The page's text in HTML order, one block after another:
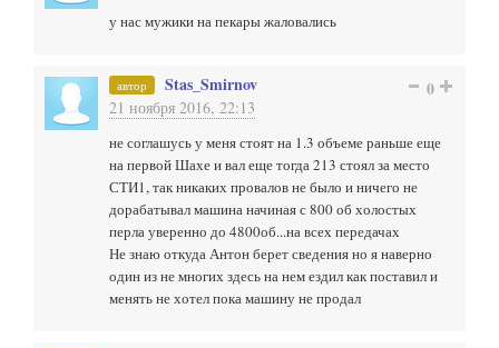
у нас мужики на пекары жаловались
автор Stas_Smirnov
21 ноября 2016, 22:13
0
не соглашусь у меня стоят на 1.3 объеме раньше еще
на первой Шахе и вал еще тогда 213 стоял за место
СТИ1, так никаких провалов не было и ничего не
дорабатывал машина начиная с 800 об холостых
перла уверенно до 4800об...на всех передачах
Не знаю откуда Антон берет сведения но я наверно
один из не многих здесь на нем ездил как поставил и
менять не хотел пока машину не продал